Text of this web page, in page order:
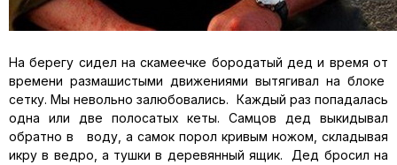
На берегу сидел на скамеечке бородатый дед и время от
времени размашистыми движениями вытягивал на блоке
сетку. Мы невольно залюбовались. Каждый раз попадалась
одна или две полосатых кеты. Самцов дед выкидывал
обратно в воду, а самок порол кривым ножом, складывая
икру в ведро, а тушки в деревянный ящик. Дед бросил на